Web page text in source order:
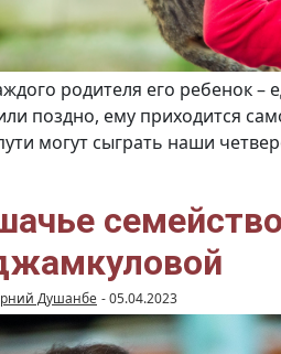
родителя его ребенок
поздно, ему приходится
могут сыграть наши
Душанбе -05.04.2023